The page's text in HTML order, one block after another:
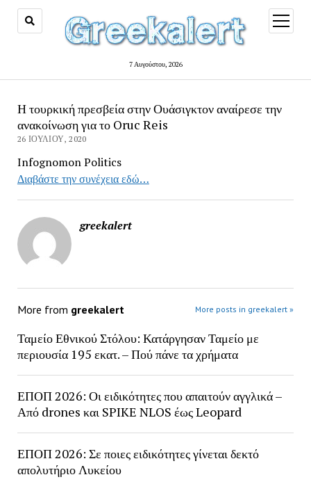
7 Αυγούστου, 2026
open
menu
Η τουρκική πρεσβεία στην Ουάσιγκτον αναίρεσε την
ανακοίνωση για το Oruc Reis
26 ΙΟΥΛΊΟΥ, 2020
Infognomon Politics
Διαβάστε την συνέχεια εδώ…
greekalert
More from greekalert More posts in greekalert »
Ταμείο Εθνικού Στόλου: Κατάργησαν Ταμείο με
περιουσία 195 εκατ. – Πού πάνε τα χρήματα
ΕΠΟΠ 2026: Οι ειδικότητες που απαιτούν αγγλικά –
Από drones και SPIKE NLOS έως Leopard
ΕΠΟΠ 2026: Σε ποιες ειδικότητες γίνεται δεκτό
απολυτήριο Λυκείου